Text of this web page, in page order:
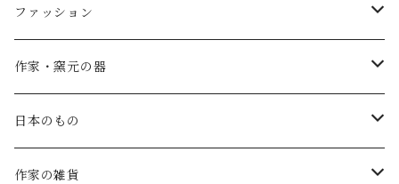
ファッション
SALE
atelier naruse
atelier naruse (ﾌｫｰﾏﾙ)
作家・窯元の器
矢島操(器)
小鹿田焼の器
日本のもの
コーヒーの道具
作家の雑貨